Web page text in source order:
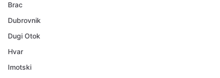
Brac
Dubrovnik
Dugi Otok
Hvar
Imotski